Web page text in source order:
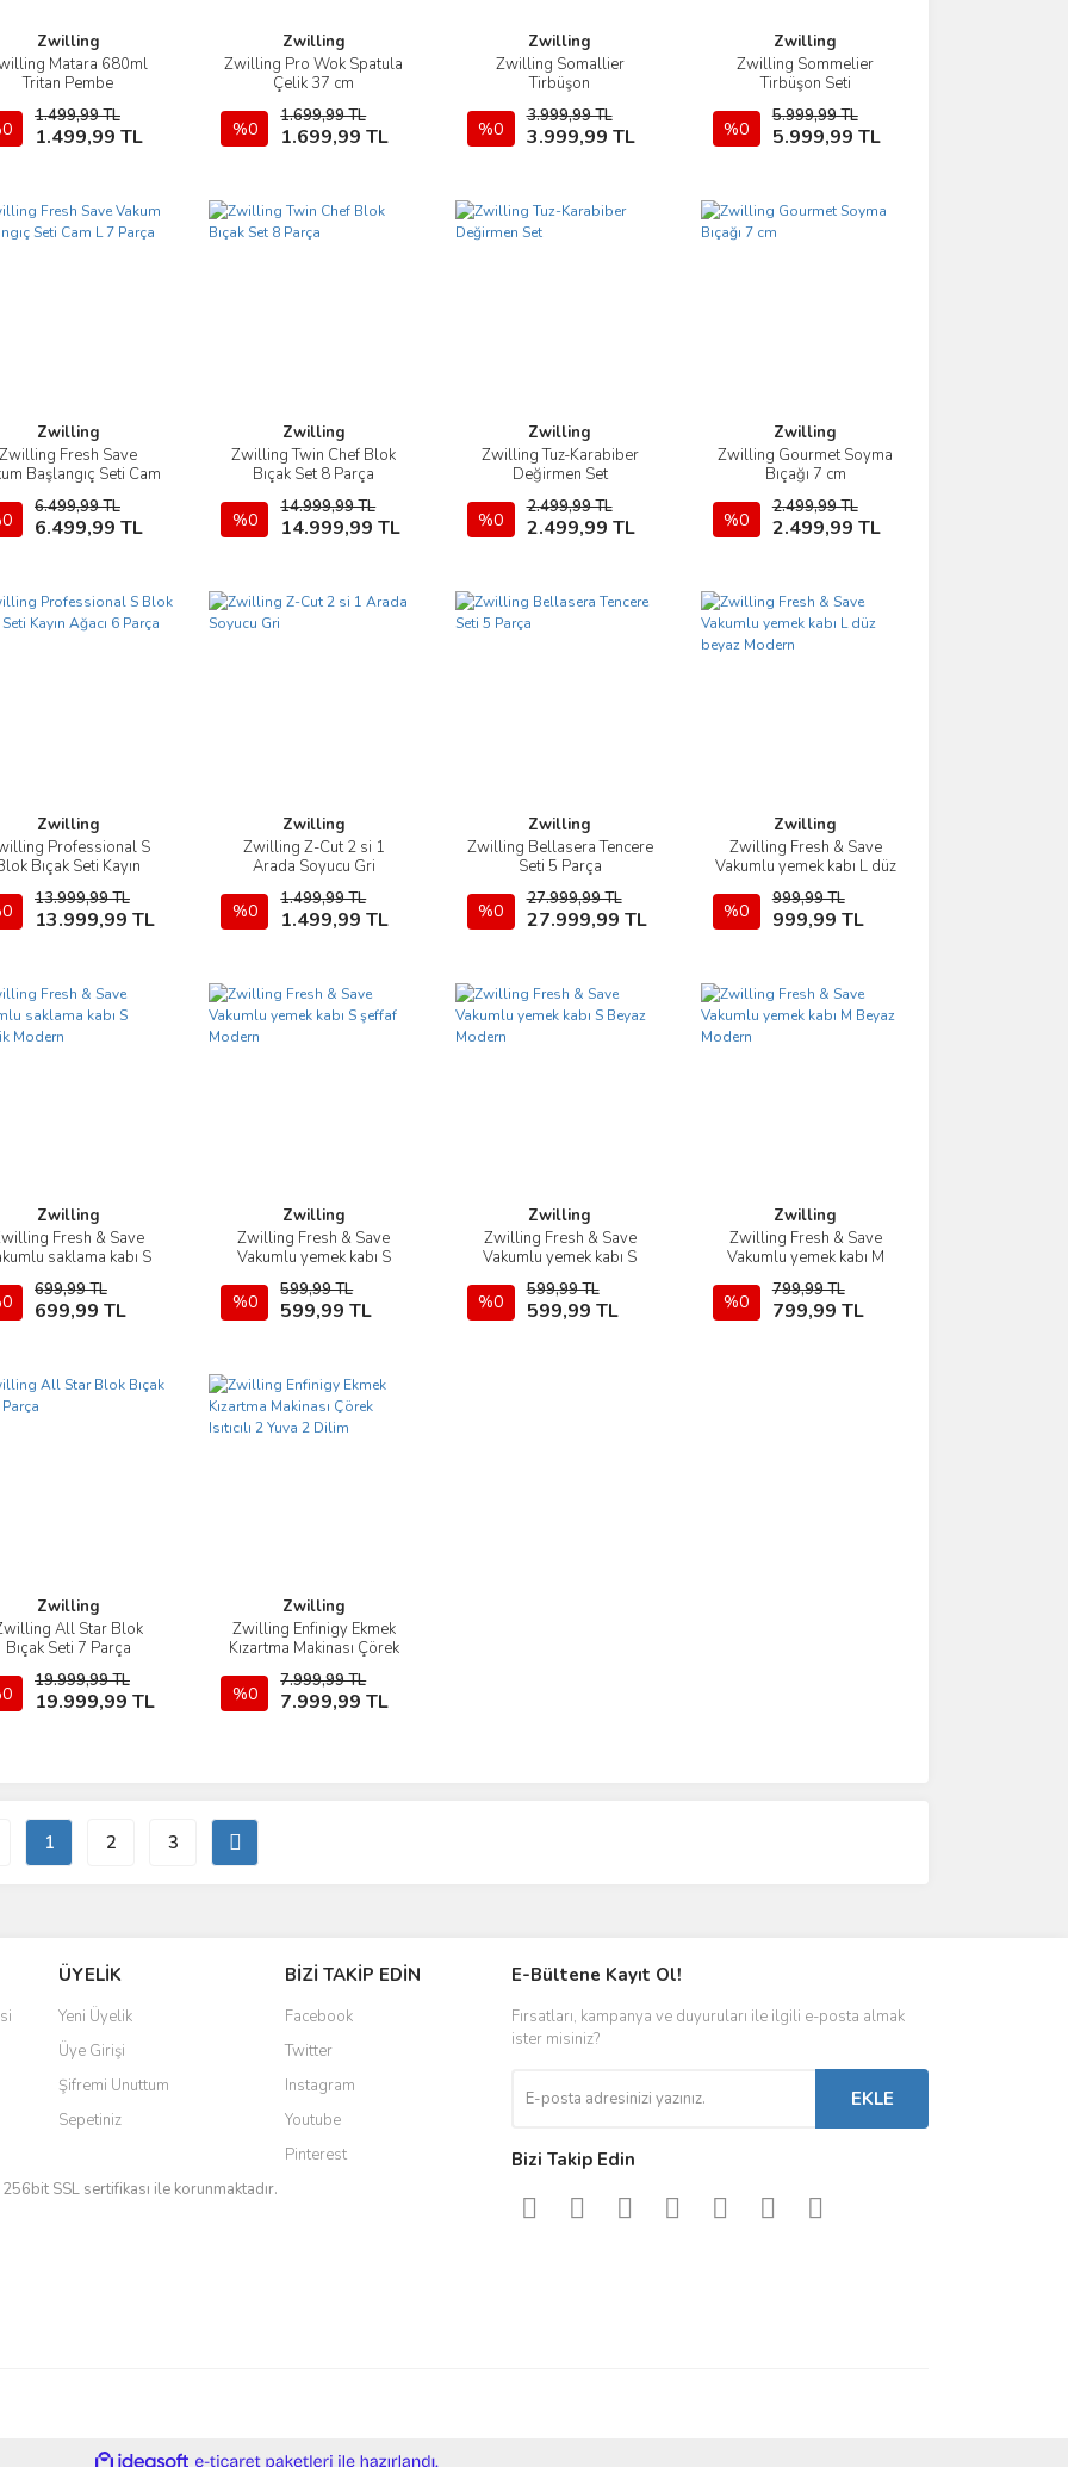
Zwilling
Matara 680ml
Tritan Pembe
1.499,99 TL
1.499,99 TL
İncele
Sepete Ekle
Zwilling
Zwilling Pro Wok Spatula
Çelik 37 cm
%0
1.699,99 TL
1.699,99 TL
İncele
Sepete Ekle
Zwilling
Zwilling Somallier
Tirbüşon
%0
3.999,99 TL
3.999,99 TL
İncele
Sepete Ekle
Zwilling
Zwilling Sommelier
Tirbüşon Seti
%0
5.999,99 TL
5.999,99 TL
İncele
Sepete Ekle
Zwilling
Zwilling Fresh Save
Başlangıç Seti Cam
6.499,99 TL
6.499,99 TL
İncele
Sepete Ekle
Zwilling
Zwilling Twin Chef Blok
Bıçak Set 8 Parça
%0
14.999,99 TL
14.999,99 TL
İncele
Sepete Ekle
Zwilling
Zwilling Tuz-Karabiber
Değirmen Set
%0
2.499,99 TL
2.499,99 TL
İncele
Sepete Ekle
Zwilling
Zwilling Gourmet Soyma
Bıçağı 7 cm
%0
2.499,99 TL
2.499,99 TL
İncele
Sepete Ekle
Zwilling
Professional S
Bıçak Seti Kayın
13.999,99 TL
13.999,99 TL
İncele
Sepete Ekle
Zwilling
Zwilling Z-Cut 2 si 1
Arada Soyucu Gri
%0
1.499,99 TL
1.499,99 TL
İncele
Sepete Ekle
Zwilling
Zwilling Bellasera Tencere
Seti 5 Parça
%0
27.999,99 TL
27.999,99 TL
İncele
Sepete Ekle
Zwilling
Zwilling Fresh & Save
Vakumlu yemek kabı L düz
%0
999,99 TL
999,99 TL
İncele
Sepete Ekle
Zwilling
Fresh & Save
saklama kabı S
699,99 TL
699,99 TL
İncele
Sepete Ekle
Zwilling
Zwilling Fresh & Save
Vakumlu yemek kabı S
%0
599,99 TL
599,99 TL
İncele
Sepete Ekle
Zwilling
Zwilling Fresh & Save
Vakumlu yemek kabı S
%0
599,99 TL
599,99 TL
İncele
Sepete Ekle
Zwilling
Zwilling Fresh & Save
Vakumlu yemek kabı M
%0
799,99 TL
799,99 TL
İncele
Sepete Ekle
Zwilling
All Star Blok
Bıçak Seti 7 Parça
19.999,99 TL
19.999,99 TL
İncele
Sepete Ekle
Zwilling
Zwilling Enfinigy Ekmek
Kızartma Makinası Çörek
%0
7.999,99 TL
7.999,99 TL
İncele
Sepete Ekle
1 2 3
ÜYELİK
Yeni Üyelik
Üye Girişi
Şifremi Unuttum
Sepetiniz
BİZİ TAKİP EDİN
Facebook
Twitter
Instagram
Youtube
Pinterest
SSL sertifikası ile korunmaktadır.
E-Bültene Kayıt Ol!
Fırsatları, kampanya ve duyuruları ile ilgili e-posta almak
ister misiniz?
EKLE
Bizi Takip Edin
ideasoft e-